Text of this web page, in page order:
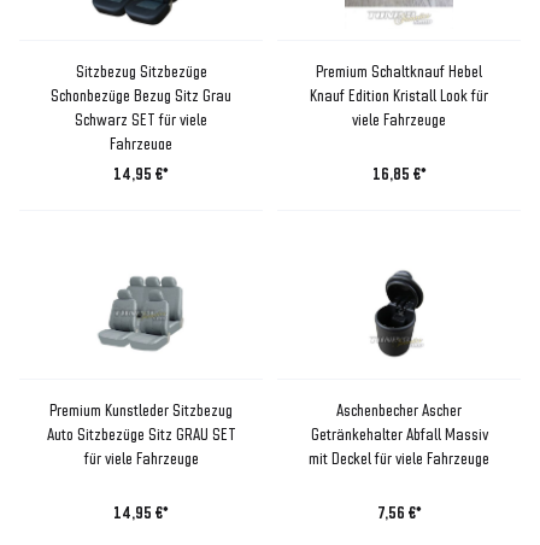
Sitzbezug Sitzbezüge
Schonbezüge Bezug Sitz Grau
Schwarz SET für viele
Fahrzeuge
14,95 €*
Premium Schaltknauf Hebel
Knauf Edition Kristall Look für
viele Fahrzeuge
16,85 €*
Premium Kunstleder Sitzbezug
Auto Sitzbezüge Sitz GRAU SET
für viele Fahrzeuge
14,95 €*
Aschenbecher Ascher
Getränkehalter Abfall Massiv
mit Deckel für viele Fahrzeuge
7,56 €*